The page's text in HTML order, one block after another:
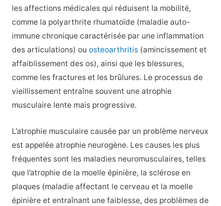
les affections médicales qui réduisent la mobilité,
comme la polyarthrite rhumatoïde (maladie auto-
immune chronique caractérisée par une inflammation
des articulations) ou osteoarthritis(amincissement et
affaiblissement des os), ainsi que les blessures,
comme les fractures et les brûlures. Le processus de
vieillissement entraîne souvent une atrophie
musculaire lente mais progressive.
L’atrophie musculaire causée par un problème nerveux
est appelée atrophie neurogène. Les causes les plus
fréquentes sont les maladies neuromusculaires, telles
que l’atrophie de la moelle épinière, la sclérose en
plaques (maladie affectant le cerveau et la moelle
épinière et entraînant une faiblesse, des problèmes de